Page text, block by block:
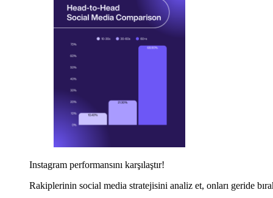
Instagram performansını karşılaştır!
Rakiplerinin social media stratejisini analiz et, onları geride